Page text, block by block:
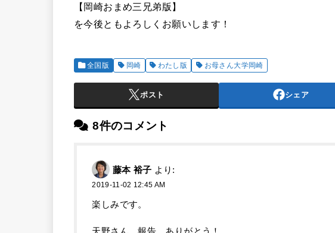
【岡崎おまめ三兄弟版】
を今後ともよろしくお願いします！
全国版 岡崎 わたし版 お母さん大学岡崎
ポスト シェア
8件のコメント
藤本 裕子 より:
2019-11-02 12:45 AM
楽しみです。
天野さん、報告、ありがとう！